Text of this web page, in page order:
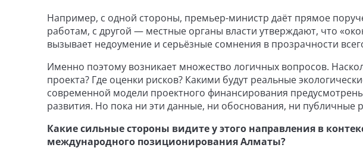
Например, с одной стороны, премьер-министр даёт прямое
работам, с другой — местные органы власти утверждают, что
вызывает недоумение и серьёзные сомнения в прозрачности
Именно поэтому возникает множество логичных вопросов.
проекта? Где оценки рисков? Какими будут реальные
современной модели проектного финансирования
развития. Но пока ни эти данные, ни обоснования, ни публичные
Какие сильные стороны видите у этого направления в
международного позиционирования Алматы?